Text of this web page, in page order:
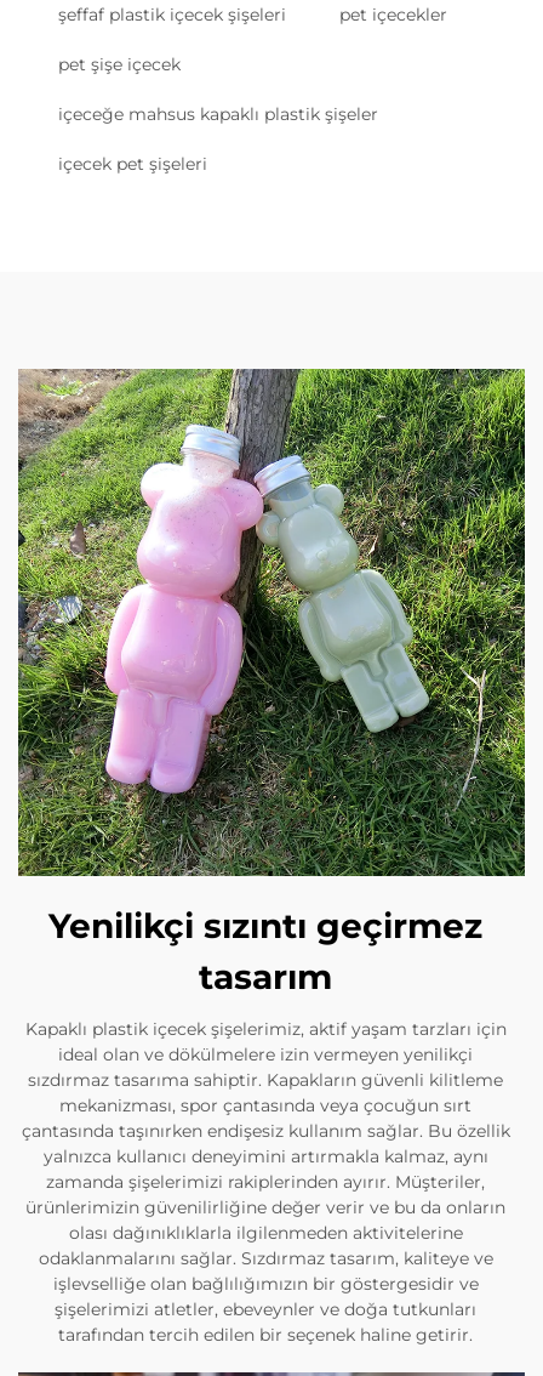
şeffaf plastik içecek şişeleri pet içecekler
pet şişe içecek
içeceğe mahsus kapaklı plastik şişeler
içecek pet şişeleri
Yenilikçi sızıntı geçirmez
tasarım
Kapaklı plastik içecek şişelerimiz, aktif yaşam tarzları için
ideal olan ve dökülmelere izin vermeyen yenilikçi
sızdırmaz tasarıma sahiptir. Kapakların güvenli kilitleme
mekanizması, spor çantasında veya çocuğun sırt
çantasında taşınırken endişesiz kullanım sağlar. Bu özellik
yalnızca kullanıcı deneyimini artırmakla kalmaz, aynı
zamanda şişelerimizi rakiplerinden ayırır. Müşteriler,
ürünlerimizin güvenilirliğine değer verir ve bu da onların
olası dağınıklıklarla ilgilenmeden aktivitelerine
odaklanmalarını sağlar. Sızdırmaz tasarım, kaliteye ve
işlevselliğe olan bağlılığımızın bir göstergesidir ve
şişelerimizi atletler, ebeveynler ve doğa tutkunları
tarafından tercih edilen bir seçenek haline getirir.